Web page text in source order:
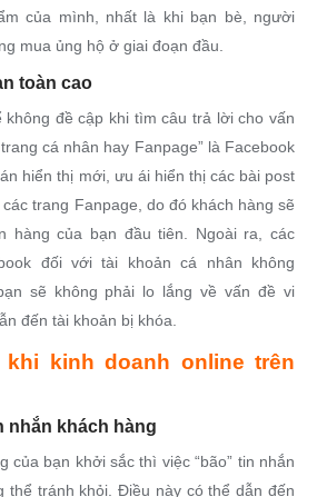
của mình, nhất là khi bạn bè, người
mua ủng hộ ở giai đoạn đầu.
toàn cao
không đề cập khi tìm câu trả lời cho vấn
cá nhân hay Fanpage” là Facebook
hiển thị mới, ưu ái hiển thị các bài post
trang Fanpage, do đó khách hàng sẽ
hàng của bạn đầu tiên. Ngoài ra, các
đối với tài khoản cá nhân không
sẽ không phải lo lắng về vấn đề vi
đến tài khoản bị khóa.
khi kinh doanh online trên
nhắn khách hàng
của bạn khởi sắc thì việc “bão” tin nhắn
thể tránh khỏi. Điều này có thể dẫn đến